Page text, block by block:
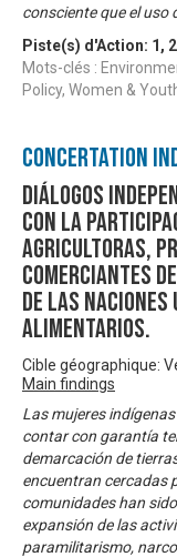
consciente que el uso
Piste(s) d'Action: 1 , 2
Mots-clés :
Policy, Women &
Concertation
Diálogos
con la
agricultoras,
comerciantes
de las Naciones
Alimentarios.
Cible géographique:
Main findings
Las mujeres
contar con garantía
demarcación de
encuentran cercadas
comunidades han
expansión de las
paramilitarismo,